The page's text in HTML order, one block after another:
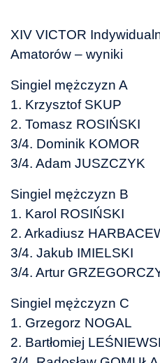
XIV VICTOR
Amatorów – wyniki
Singiel mężczyzn A
1. Krzysztof SKUP
2. Tomasz ROSIŃSKI
3/4. Dominik KOMOR
3/4. Adam JUSZCZYK
Singiel mężczyzn B
1. Karol ROSIŃSKI
2. Arkadiusz
3/4. Jakub IMIELSKI
3/4. Artur
Singiel mężczyzn C
1. Grzegorz NOGAL
2. Bartłomiej